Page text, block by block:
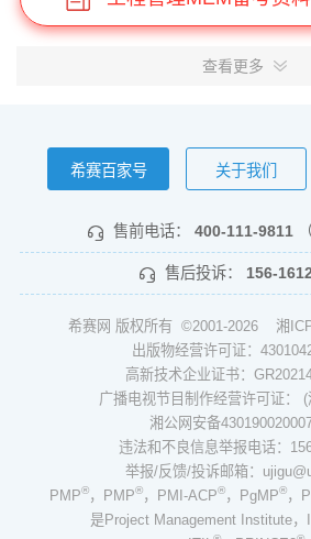
查看更多
希赛百家号 关于我们
售前电话： 400-111-9811
售后投诉： 156-
希赛网 版权所有 ©2001-2026 湘
出版物经营许可证：
高新技术企业证书：
广播电视节目制作经营许可证： (
湘公网安备
违法和不良信息举报电话：
举报/反馈/投诉邮箱：
PMP®，PMP®，PMI-ACP®，PgMP®，
是Project Management Institute